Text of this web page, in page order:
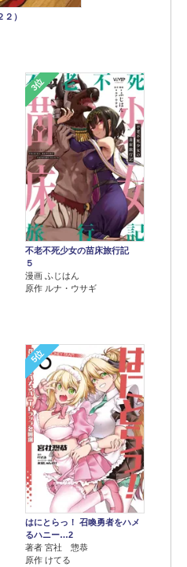
）
3位
不老不死少女の苗床旅行記
５
漫画 ふじはん
原作 ルナ・ウサギ
5位
はにとらっ！ 召喚勇者をハメ
るハニー…2
著者 宮社 惣恭
原作 けてる